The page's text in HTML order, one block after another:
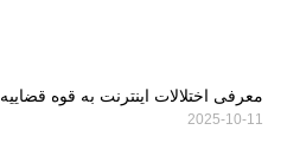
معرفی اختلالات اینترنت به قوه قضاییه
2025-10-11